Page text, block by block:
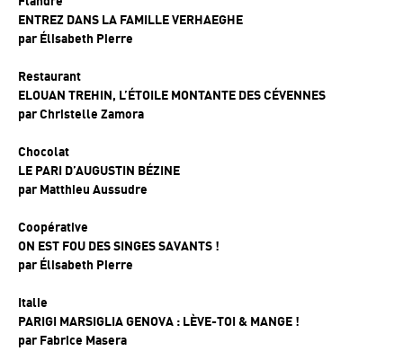
ENTREZ DANS LA FAMILLE VERHAEGHE
parÉlisabeth Pierre
Restaurant
ELOUAN TREHIN, L’ÉTOILE MONTANTE DES CÉVENNES
parChristelle Zamora
Chocolat
LE PARI D’AUGUSTIN BÉZINE
parMatthieu Aussudre
Coopérative
ON EST FOU DES SINGES SAVANTS !
parÉlisabeth Pierre
Italie
PARIGI MARSIGLIA GENOVA : LÈVE-TOI & MANGE !
parFabrice Masera